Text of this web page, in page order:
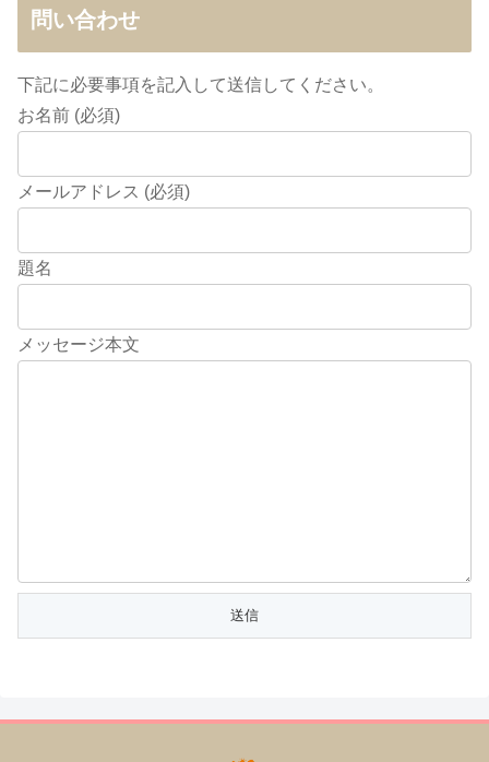
問い合わせ
下記に必要事項を記入して送信してください。
お名前 (必須)
メールアドレス (必須)
題名
メッセージ本文